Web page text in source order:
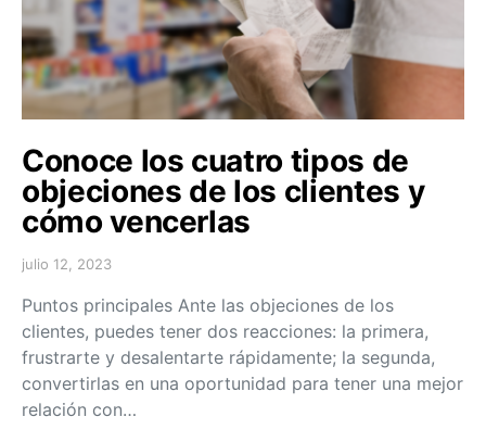
Conoce los cuatro tipos de
objeciones de los clientes y
cómo vencerlas
julio 12, 2023
Puntos principales Ante las objeciones de los
clientes, puedes tener dos reacciones: la primera,
frustrarte y desalentarte rápidamente; la segunda,
convertirlas en una oportunidad para tener una mejor
relación con…